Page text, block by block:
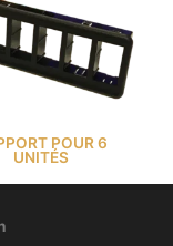
POUR 6
UNITÉS